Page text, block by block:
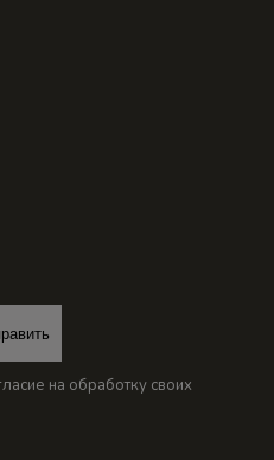
на обработку своих